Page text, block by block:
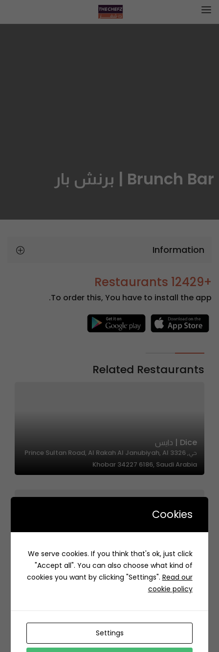
Brunch Bar | برنش بار
Information
+12429 Restaurants
To order this, You have to install the app.
Related Restaurants
Dice | دايس
حي, 3326 Prince Sultan Road, Al Rakah Al Janubiyah, Al
Khobar 34227 6186, Saudi Arabia
OMO-OMO | أومو-أومو
Cookies
We serve cookies. If you think that's ok, just click
"Accept all". You can also choose what kind of
cookies you want by clicking "Settings". Read our
cookie policy
Settings